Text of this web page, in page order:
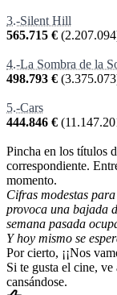
3.-Silent Hill
565.715 € (2.207.094
4.-La Sombra de la
498.793 € (3.375.073
5.-Cars
444.846 € (
Pincha en los títulos
correspondiente.
momento.
Cifras modestas
provoca una bajada
semana pasada
Y hoy mismo se
Por cierto, ¡¡Nos
Si te gusta el cine,
cansándose.